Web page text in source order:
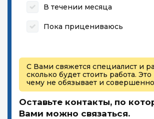
В течении месяца
Пока прицениваюсь
С Вами свяжется специалист и
сколько будет стоить работа.
чему не обязывает и
Оставьте контакты, по
Вами можно связаться.